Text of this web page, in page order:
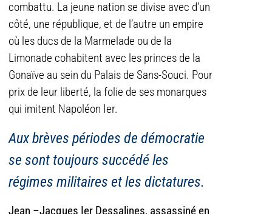
combattu. La jeune nation se divise avec d’un
côté, une république, et de l’autre un empire
où les ducs de la Marmelade ou de la
Limonade cohabitent avec les princes de la
Gonaïve au sein du Palais de Sans-Souci. Pour
prix de leur liberté, la folie de ses monarques
qui imitent Napoléon Ier.
Aux brèves périodes de démocratie
se sont toujours succédé les
régimes militaires et les dictatures.
Jean –Jacques Ier Dessalines, assassiné en